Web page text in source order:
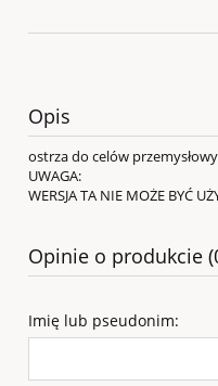
Opis
ostrza do celów
UWAGA:
WERSJA TA NIE MOŻE BYĆ
Opinie o produkcie
Imię lub pseudonim: